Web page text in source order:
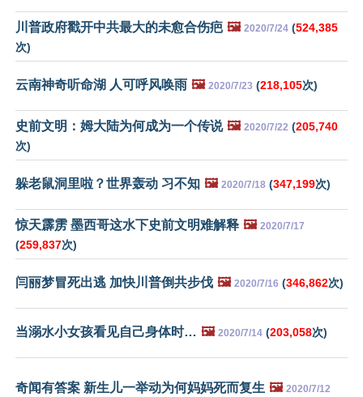
川普政府戳开中共最大的未愈合伤疤 🖼️ 2020/7/24 (524,385
次)
云南神奇听命湖 人可呼风唤雨 🖼️ 2020/7/23 (218,105次)
史前文明：姆大陆为何成为一个传说 🖼️ 2020/7/22 (205,740
次)
躲老鼠洞里啦？世界轰动 习不知 🖼️ 2020/7/18 (347,199次)
惊天霹雳 墨西哥这水下史前文明难解释 🖼️ 2020/7/17
(259,837次)
闫丽梦冒死出逃 加快川普倒共步伐 🖼️ 2020/7/16 (346,862次)
当溺水小女孩看见自己身体时… 🖼️ 2020/7/14 (203,058次)
奇闻有答案 新生儿一举动为何妈妈死而复生 🖼️ 2020/7/12